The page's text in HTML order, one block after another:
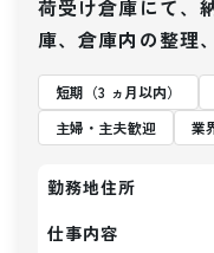
荷受け倉庫にて、
庫、倉庫内の整理
短期（3 ヵ月以内）
主婦・主夫歓迎
業
勤務地住所
仕事内容